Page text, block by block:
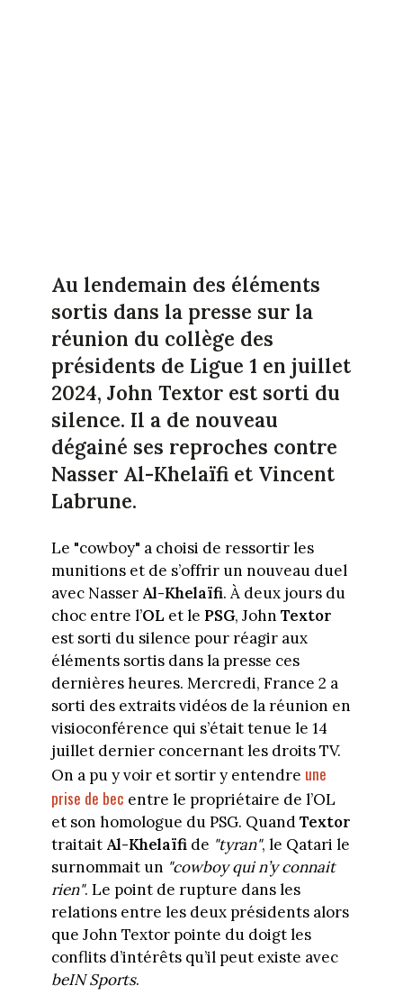
Au lendemain des éléments
sortis dans la presse sur la
réunion du collège des
présidents de Ligue 1 en juillet
2024, John Textor est sorti du
silence. Il a de nouveau
dégainé ses reproches contre
Nasser Al-Khelaïfi et Vincent
Labrune.
Le "cowboy" a choisi de ressortir les
munitions et de s’offrir un nouveau duel
avec Nasser Al-Khelaïfi. À deux jours du
choc entre l’OL et le PSG, John Textor
est sorti du silence pour réagir aux
éléments sortis dans la presse ces
dernières heures. Mercredi, France 2 a
sorti des extraits vidéos de la réunion en
visioconférence qui s’était tenue le 14
juillet dernier concernant les droits TV.
On a pu y voir et sortir y entendre une
prise de bec entre le propriétaire de l’OL
et son homologue du PSG. QuandTextor
traitait Al-Khelaïfide "tyran", le Qatari le
surnommait un "cowboy qui n’y connait
rien". Le point de rupture dans les
relations entre les deux présidents alors
que John Textor pointe du doigt les
conflits d’intérêts qu’il peut existe avec
beIN Sports.